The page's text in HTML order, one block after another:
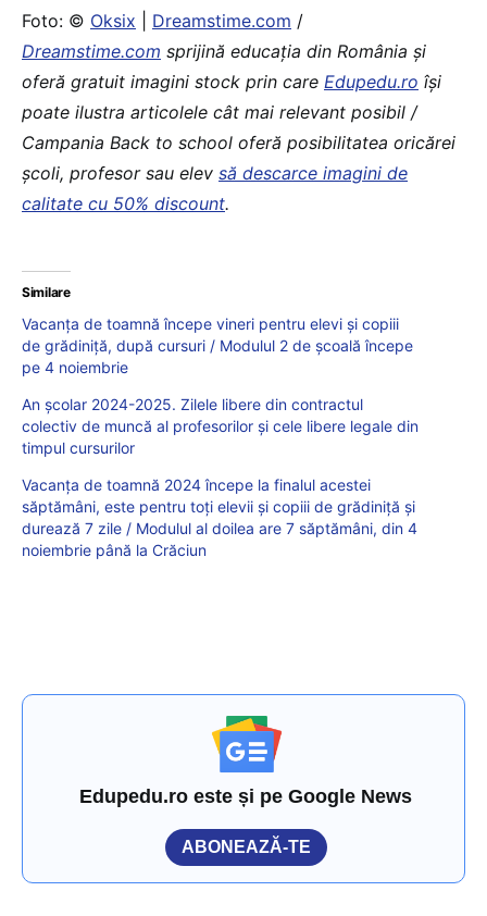
Foto: © Oksix Dreamstime.com /
Dreamstime.com sprijină educaţia din România şi
oferă gratuit imagini stock prin care Edupedu.ro îşi
poate ilustra articolele cât mai relevant posibil /
Campania Back to school oferă posibilitatea oricărei
școli, profesor sau elev să descarce imagini de
calitate cu 50% discount.
Similare
Vacanța de toamnă începe vineri pentru elevi și copiii
de grădiniță, după cursuri / Modulul 2 de școală începe
pe 4 noiembrie
An școlar 2024-2025. Zilele libere din contractul
colectiv de muncă al profesorilor și cele libere legale din
timpul cursurilor
Vacanța de toamnă 2024 începe la finalul acestei
săptămâni, este pentru toți elevii și copiii de grădiniță și
durează 7 zile / Modulul al doilea are 7 săptămâni, din 4
noiembrie până la Crăciun
Edupedu.ro este și pe Google News
ABONEAZĂ-TE